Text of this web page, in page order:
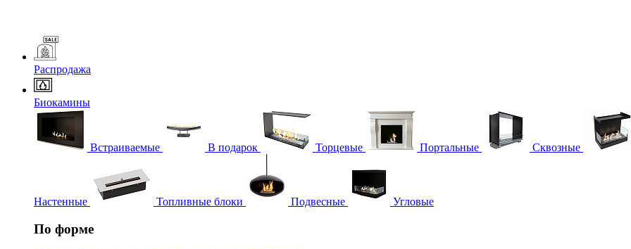
Распродажа
Биокамины
Встраиваемые В подарок Торцевые Портальные Сквозные
Настенные Топливные блоки Подвесные Угловые
По форме